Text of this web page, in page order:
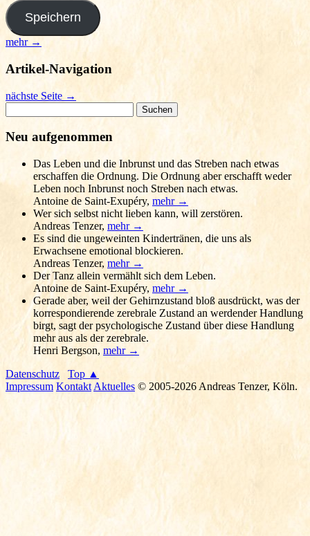
mehr →
Artikel-Navigation
nächste Seite →
nach:
Neu aufgenommen
Das Leben und die Inbrunst und das Streben nach etwas
erschaffen die Ordnung. Die Ordnung aber erschafft weder
Leben noch Inbrunst noch Streben nach etwas.
Antoine de Saint-Exupéry, mehr →
Wer sich selbst nicht lieben kann, will zerstören.
Andreas Tenzer, mehr →
Es sind die ungeweinten Kindertränen, die uns als
Erwachsene emotional blockieren.
Andreas Tenzer, mehr →
Der Tanz allein vermählt sich dem Leben.
Antoine de Saint-Exupéry, mehr →
Gerade aber, weil der Gehirnzustand bloß ausdrückt, was der
korrespondierende zerebrale Zustand an werdender Handlung
birgt, sagt der psychologische Zustand über diese Handlung
mehr aus als der zerebrale.
Henri Bergson, mehr →
Datenschutz
Top ▲
Impressum Kontakt Aktuelles © 2005-2026 Andreas Tenzer, Köln.